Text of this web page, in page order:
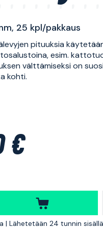
25 kpl/pakkaus
pituuksia
esim.
välttämiseksi on
kohti.
€
| Lähetetään 24 tunnin